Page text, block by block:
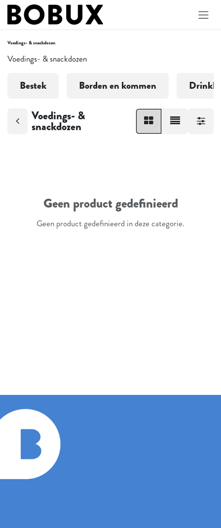
Overslaan naar inhoud
Voedings- & snackdozen
Voedings- & snackdozen
Bestek Borden en kommen
Voedings- &
snackdozen
Geen product gedefinieerd
Geen product gedefinieerd in deze categorie.